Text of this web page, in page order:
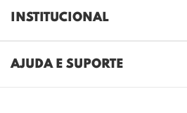
INSTITUCIONAL
AJUDA E SUPORTE